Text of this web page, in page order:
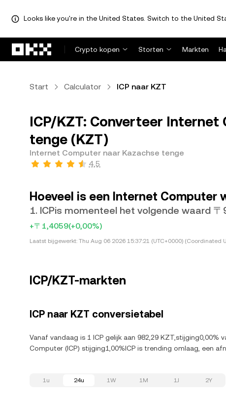
Looks like you're in the United States. Switch to the United
Crypto kopen
Storten Markten
Start Calculator ICP naar KZT
ICP/KZT: Converteer
tenge (KZT)
Internet Computer naar Kazachse tenge
4,5
Hoeveel is een Internet Computer
1. ICPis momenteel het volgende waard
+〒1,4059(+0,00%)
Laatst bijgewerkt: Thu Aug 06 2026 15:37:21 (UTC+0000) (Coordinated
ICP/KZT-markten
ICP naar KZT conversietabel
Vanaf vandaag is 1 ICP gelijk aan 982,29
Computer (ICP) stijging1,00%ICP is trending omlaag, een
1u 24u 1W 1M 1J 2Y